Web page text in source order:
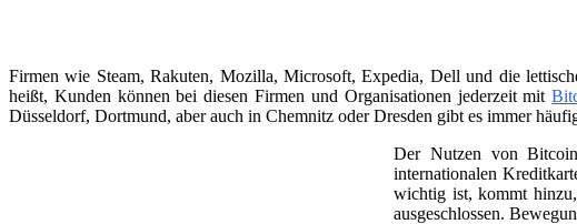
Firmen wie Steam, Rakuten, Mozilla, Microsoft, Expedia, Dell und die
heißt, Kunden können bei diesen Firmen und Organisationen jederzeit mit
Düsseldorf, Dortmund, aber auch in Chemnitz oder Dresden gibt es immer
Der Nutzen von
internationalen
wichtig ist, kommt
ausgeschlossen.